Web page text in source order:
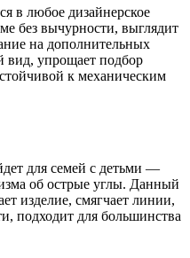
в любое дизайнерское
без вычурности, выглядит
на дополнительных
вид, упрощает подбор
к механическим
для семей с детьми —
об острые углы. Данный
изделие, смягчает линии,
подходит для большинства